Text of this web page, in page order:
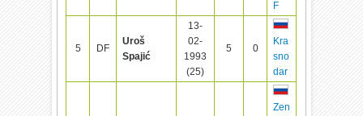
F
5 DF
Uroš
Spajić
13-
02-
1993
(25)
5 0
Kra
sno
dar
Zen